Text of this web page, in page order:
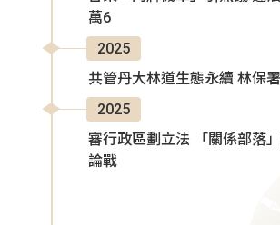
萬6
2025
共管丹大林道生態永續 林保
2025
審行政區劃立法 「關係部落
論戰